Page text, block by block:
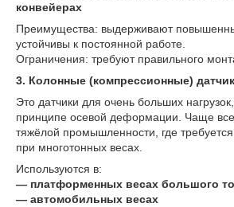
конвейерах
Преимущества: выдерживают
устойчивы к постоянной работе.
Ограничения: требуют правильного
3. Колонные (компрессионные)
Это датчики для очень больших
принципе осевой деформации. Чаще
тяжёлой промышленности, где
при многотонных весах.
Используются в:
— платформенных весах большого
— автомобильных весах